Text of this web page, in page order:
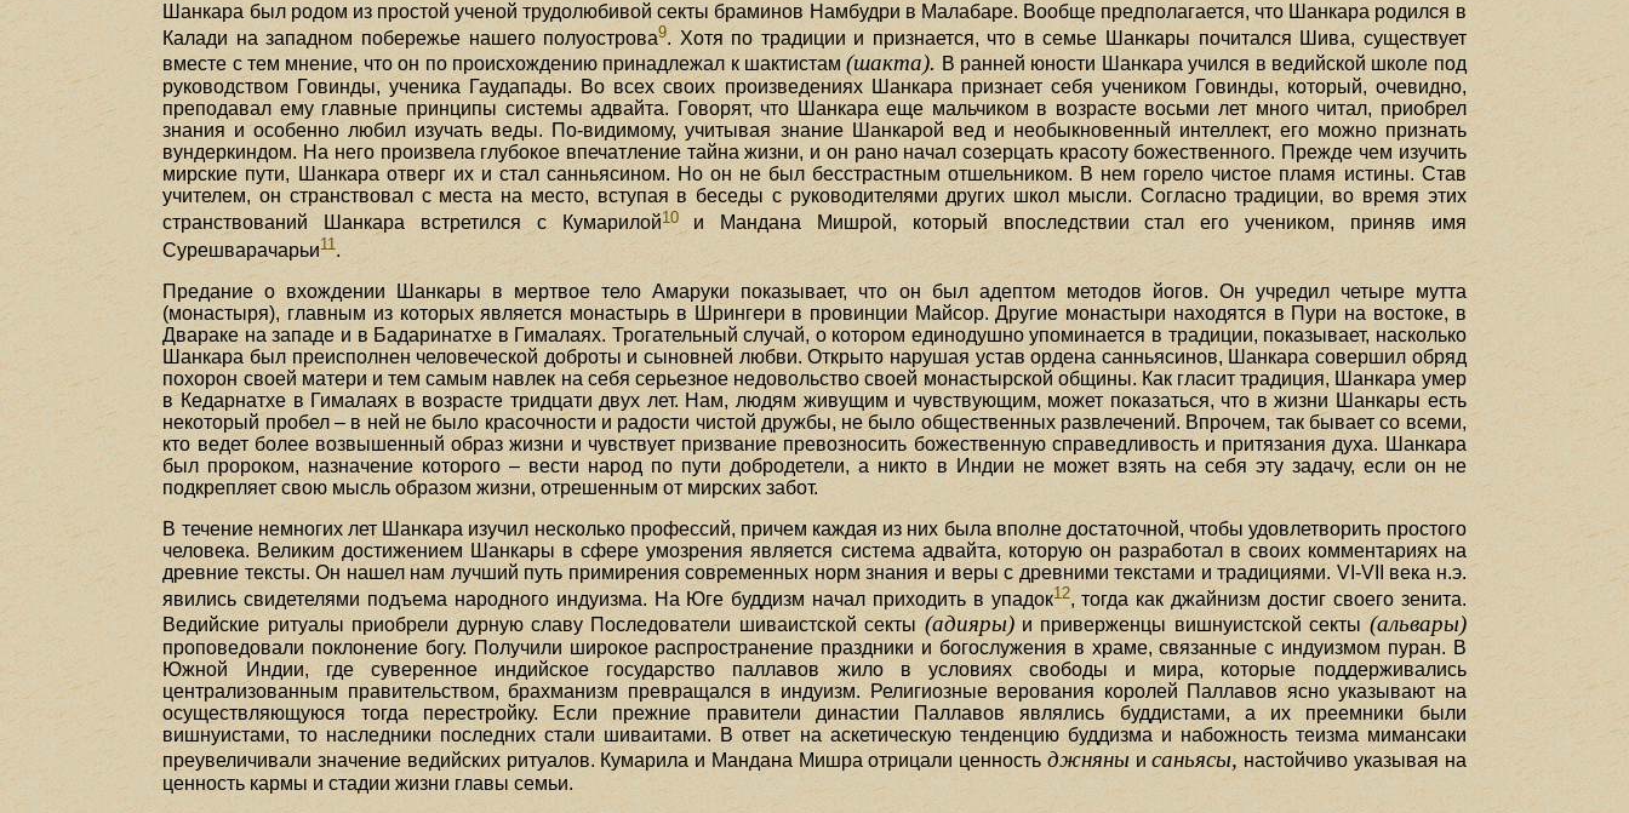
Шанкара был родом из простой ученой трудолюбивой секты браминов Намбудри в Малабаре. Вообще предполагается, что Шанкара родился в
Калади на западном побережье нашего полуострова9. Хотя по традиции и признается, что в семье Шанкары почитался Шива, существует
вместе с тем мнение, что он по происхождению принадлежал к шактистам(шакта). В ранней юности Шанкара учился в ведийской школе под
руководством Говинды, ученика Гаудапады. Во всех своих произведениях Шанкара признает себя учеником Говинды, который, очевидно,
преподавал ему главные принципы системы адвайта. Говорят, что Шанкара еще мальчиком в возрасте восьми лет много читал, приобрел
знания и особенно любил изучать веды. По-видимому, учитывая знание Шанкарой вед и необыкновенный интеллект, его можно признать
вундеркиндом. На него произвела глубокое впечатление тайна жизни, и он рано начал созерцать красоту божественного. Прежде чем изучить
мирские пути, Шанкара отверг их и стал санньясином. Но он не был бесстрастным отшельником. В нем горело чистое пламя истины. Став
учителем, он странствовал с места на место, вступая в беседы с руководителями других школ мысли. Согласно традиции, во время этих
странствований Шанкара встретился с Кумарилой10и Мандана Мишрой, который впоследствии стал его учеником, приняв имя
Сурешварачарьи11 .
Предание о вхождении Шанкары в мертвое тело Амаруки показывает, что он был адептом методов йогов. Он учредил четыре мутта
(монастыря), главным из которых является монастырь в Шрингери в провинции Майсор. Другие монастыри находятся в Пури на востоке, в
Двараке на западе и в Бадаринатхе в Гималаях. Трогательный случай, о котором единодушно упоминается в традиции, показывает, насколько
Шанкара был преисполнен человеческой доброты и сыновней любви. Открыто нарушая устав ордена санньясинов, Шанкара совершил обряд
похорон своей матери и тем самым навлек на себя серьезное недовольство своей монастырской общины. Как гласит традиция, Шанкара умер
в Кедарнатхе в Гималаях в возрасте тридцати двух лет. Нам, людям живущим и чувствующим, может показаться, что в жизни Шанкары есть
некоторый пробел – в ней не было красочности и радости чистой дружбы, не было общественных развлечений. Впрочем, так бывает со всеми,
кто ведет более возвышенный образ жизни и чувствует призвание превозносить божественную справедливость и притязания духа. Шанкара
был пророком, назначение которого – вести народ по пути добродетели, а никто в Индии не может взять на себя эту задачу, если он не
подкрепляет свою мысль образом жизни, отрешенным от мирских забот.
В течение немногих лет Шанкара изучил несколько профессий, причем каждая из них была вполне достаточной, чтобы удовлетворить простого
человека. Великим достижением Шанкары в сфере умозрения является система адвайта, которую он разработал в своих комментариях на
древние тексты. Он нашел нам лучший путь примирения современных норм знания и веры с древними текстами и традициями. VI-VII века н.э.
явились свидетелями подъема народного индуизма. На Юге буддизм начал приходить в упадок12, тогда как джайнизм достиг своего зенита.
Ведийские ритуалы приобрели дурную славу Последователи шиваистской секты(адияры)и приверженцы вишнуистской секты(альвары)
проповедовали поклонение богу. Получили широкое распространение праздники и богослужения в храме, связанные с индуизмом пуран. В
Южной Индии, где суверенное индийское государство паллавов жило в условиях свободы и мира, которые поддерживались
централизованным правительством, брахманизм превращался в индуизм. Религиозные верования королей Паллавов ясно указывают на
осуществляющуюся тогда перестройку. Если прежние правители династии Паллавов являлись буддистами, а их преемники были
вишнуистами, то наследники последних стали шиваитами. В ответ на аскетическую тенденцию буддизма и набожность теизма мимансаки
преувеличивали значение ведийских ритуалов. Кумарила и Мандана Мишра отрицали ценность джняныисаньясы,настойчиво указывая на
ценность кармы и стадии жизни главы семьи.